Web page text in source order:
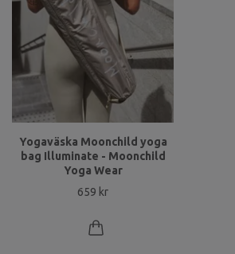
Yogaväska Moonchild yoga
bag Illuminate - Moonchild
Yoga Wear
659 kr